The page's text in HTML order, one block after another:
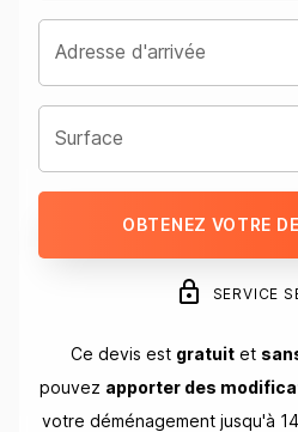
Adresse d'arrivée
Surface
OBTENEZ VOTRE
SERVICE
Ce devis est gratuit et
pouvez apporter des
votre déménagement jusqu'à